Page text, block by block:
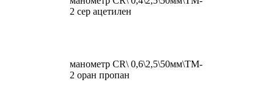
2 сер ацетилен
манометр CR\ 0,6\2,5\50мм\TM-
2 оран пропан